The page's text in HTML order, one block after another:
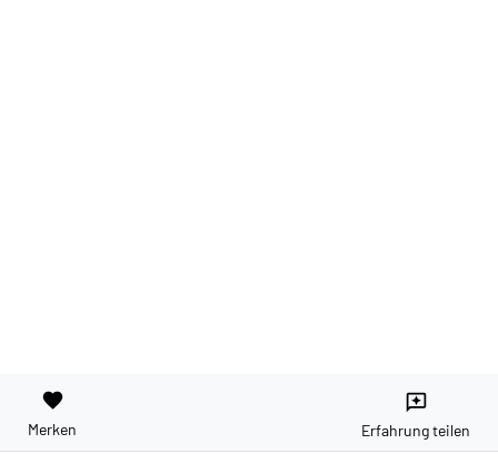
favorite
Merken
reviews
Erfahrung teilen